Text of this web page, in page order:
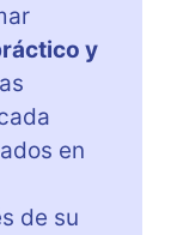
y
en
de su